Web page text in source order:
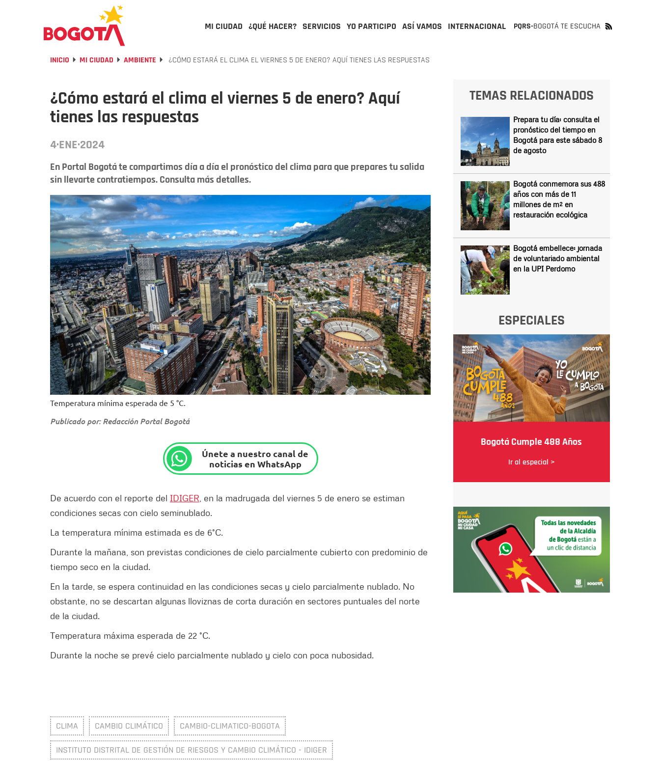
MI CIUDAD ¿QUÉ HACER? SERVICIOS YO PARTICIPO ASÍ VAMOS INTERNACIONAL PQRS-BOGOTÁ TE ESCUCHA
INICIO MI CIUDAD AMBIENTE ¿CÓMO ESTARÁ EL CLIMA EL VIERNES 5 DE ENERO? AQUÍ TIENES LAS RESPUESTAS
¿Cómo estará el clima el viernes 5 de enero? Aquí
tienes las respuestas
4·ENE·2024
En Portal Bogotá te compartimos día a día el pronóstico del clima para que prepares tu salida
sin llevarte contratiempos. Consulta más detalles.
Temperatura mínima esperada de 5 °C.
Publicado por: Redacción Portal Bogotá
Únete a nuestro canal de
noticias en WhatsApp
De acuerdo con el reporte del IDIGER , en la madrugada del viernes 5 de enero se estiman
condiciones secas con cielo seminublado.
La temperatura mínima estimada es de 6°C.
Durante la mañana, son previstas condiciones de cielo parcialmente cubierto con predominio de
tiempo seco en la ciudad.
En la tarde, se espera continuidad en las condiciones secas y cielo parcialmente nublado. No
obstante, no se descartan algunas lloviznas de corta duración en sectores puntuales del norte
de la ciudad.
Temperatura máxima esperada de 22 °C.
Durante la noche se prevé cielo parcialmente nublado y cielo con poca nubosidad.
CLIMA CAMBIO CLIMÁTICO CAMBIO-CLIMATICO-BOGOTA
INSTITUTO DISTRITAL DE GESTIÓN DE RIESGOS Y CAMBIO CLIMÁTICO - IDIGER
TEMAS RELACIONADOS
Prepara tu día: consulta el
pronóstico del tiempo en
Bogotá para este sábado 8
de agosto
Bogotá conmemora sus 488
años con más de 11
millones de m² en
restauración ecológica
Bogotá embellece: jornada
de voluntariado ambiental
en la UPI Perdomo
ESPECIALES
Bogotá Cumple 488 Años
Ir al especial >